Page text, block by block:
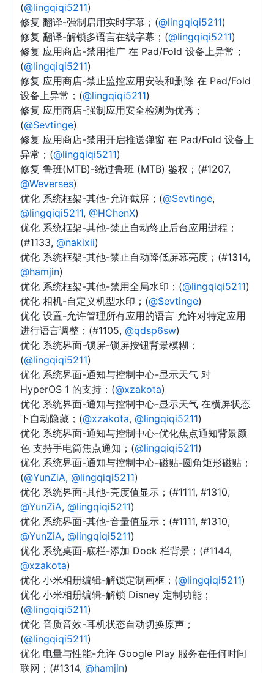
(@lingqiqi5211)
修复 翻译-强制启用实时字幕；(@lingqiqi5211)
修复 翻译-解锁多语言在线字幕；(@lingqiqi5211)
修复 应用商店-禁用推广 在 Pad/Fold 设备上异常；
(@lingqiqi5211)
修复 应用商店-禁止监控应用安装和删除 在 Pad/Fold
设备上异常；(@lingqiqi5211)
修复 应用商店-强制应用安全检测为优秀；
(@Sevtinge)
修复 应用商店-禁用开启推送弹窗 在 Pad/Fold 设备上
异常；(@lingqiqi5211)
修复 鲁班(MTB)-绕过鲁班 (MTB) 鉴权；(#1207,
@Weverses)
优化 系统框架-其他-允许截屏；(@Sevtinge,
@lingqiqi5211, @HChenX)
优化 系统框架-其他-禁止自动终止后台应用进程；
(#1133, @nakixii)
优化 系统框架-其他-禁止自动降低屏幕亮度；(#1314,
@hamjin)
优化 系统框架-其他-禁用全局水印；(@lingqiqi5211)
优化 相机-自定义机型水印；(@Sevtinge)
优化 设置-允许管理所有应用的语言 允许对特定应用
进行语言调整；(#1105, @qdsp6sw)
优化 系统界面-锁屏-锁屏按钮背景模糊；
(@lingqiqi5211)
优化 系统界面-通知与控制中心-显示天气 对
HyperOS 1 的支持；(@xzakota)
优化 系统界面-通知与控制中心-显示天气 在横屏状态
下自动隐藏；(@xzakota, @lingqiqi5211)
优化 系统界面-通知与控制中心-优化焦点通知背景颜
色 支持手电筒焦点通知；(@lingqiqi5211)
优化 系统界面-通知与控制中心-磁贴-圆角矩形磁贴；
(@YunZiA, @lingqiqi5211)
优化 系统界面-其他-亮度值显示；(#1111, #1310,
@YunZiA, @lingqiqi5211)
优化 系统界面-其他-音量值显示；(#1111, #1310,
@YunZiA, @lingqiqi5211)
优化 系统桌面-底栏-添加 Dock 栏背景；(#1144,
@xzakota)
优化 小米相册编辑-解锁定制画框；(@lingqiqi5211)
优化 小米相册编辑-解锁 Disney 定制功能；
(@lingqiqi5211)
优化 音质音效-耳机状态自动切换原声；
(@lingqiqi5211)
优化 电量与性能-允许 Google Play 服务在任何时间
联网；(#1314, @hamjin)